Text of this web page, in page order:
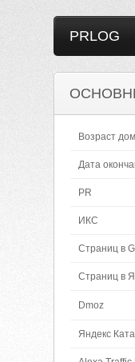
PRLOG
Возраст
Дата
PR
ИКС
Страниц в
Страниц в
Dmoz
Яндекс